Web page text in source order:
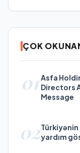
ÇOK
01 Asfa
Directors
Message
02yardım